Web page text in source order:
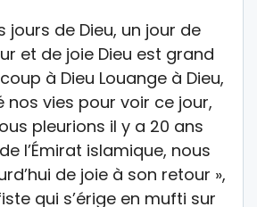
jours de Dieu, un jour de
et de joie Dieu est grand
à Dieu Louange à Dieu,
nos vies pour voir ce jour,
pleurions il y a 20 ans
l’Émirat islamique, nous
de joie à son retour »,
qui s’érige en mufti sur